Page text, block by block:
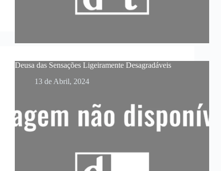
Deusa das Sensações Ligeiramente Desagradáveis
13 de Abril, 2024